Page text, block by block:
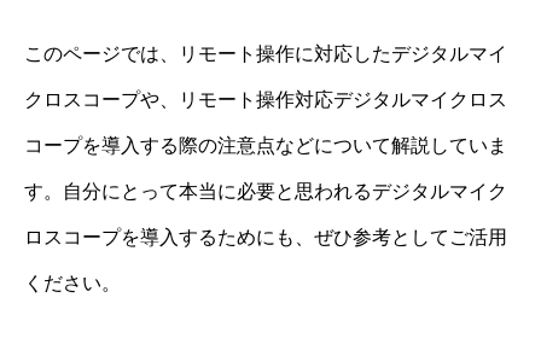
このページでは、リモート操作に対応したデジタルマイ
クロスコープや、リモート操作対応デジタルマイクロス
コープを導入する際の注意点などについて解説していま
す。自分にとって本当に必要と思われるデジタルマイク
ロスコープを導入するためにも、ぜひ参考としてご活用
ください。